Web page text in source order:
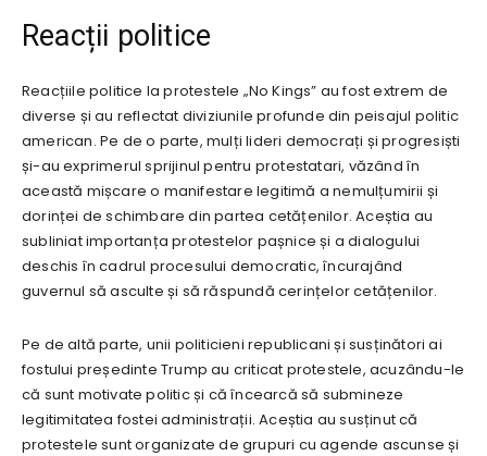
Reacții politice
Reacțiile politice la protestele „No Kings” au fost extrem de
diverse și au reflectat diviziunile profunde din peisajul politic
american. Pe de o parte, mulți lideri democrați și progresiști
și-au exprimerul sprijinul pentru protestatari, văzând în
această mișcare o manifestare legitimă a nemulțumirii și
dorinței de schimbare din partea cetățenilor. Aceștia au
subliniat importanța protestelor pașnice și a dialogului
deschis în cadrul procesului democratic, încurajând
guvernul să asculte și să răspundă cerințelor cetățenilor.
Pe de altă parte, unii politicieni republicani și susținători ai
fostului președinte Trump au criticat protestele, acuzându-le
că sunt motivate politic și că încearcă să submineze
legitimitatea fostei administrații. Aceștia au susținut că
protestele sunt organizate de grupuri cu agende ascunse și